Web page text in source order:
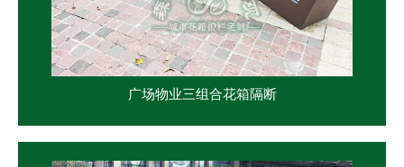
广场物业三组合花箱隔断